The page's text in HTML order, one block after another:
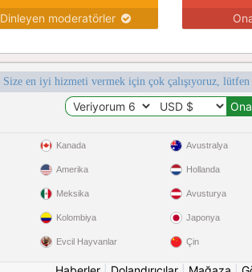
Dinleyen moderatörler
Size en iyi hizmeti vermek için çok çalışıyoruz,
Kanada
Amerika
Meksika
Kolombiya
Evcil Hayvanlar
Avustralya
Hollanda
Avusturya
Japonya
Çin